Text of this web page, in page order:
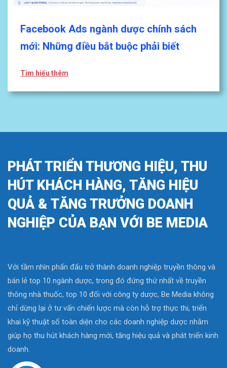
Facebook Ads ngành dược chính sách
mới: Những điều bắt buộc phải biết
Tìm hiểu thêm
PHÁT TRIỂN THƯƠNG HIỆU, THU
HÚT KHÁCH HÀNG, TĂNG HIỆU
QUẢ & TĂNG TRƯỞNG DOANH
NGHIỆP CỦA BẠN VỚI BE MEDIA
Với tầm nhìn phấn đấu trở thành doanh nghiệp truyền thông và
bán lẻ top 10 ngành dược, trong đó đứng thứ nhất về truyền
thông nhà thuốc, top 10 đối với công ty dược, Be Media không
chỉ dừng lại ở tư vấn chiến lược mà còn hỗ trợ thực thi, triển
khai kỹ thuật số toàn diện cho các doanh nghiệp dược nhằm
giúp họ thu hút khách hàng mới, tăng hiệu quả và phát triển kinh
doanh.